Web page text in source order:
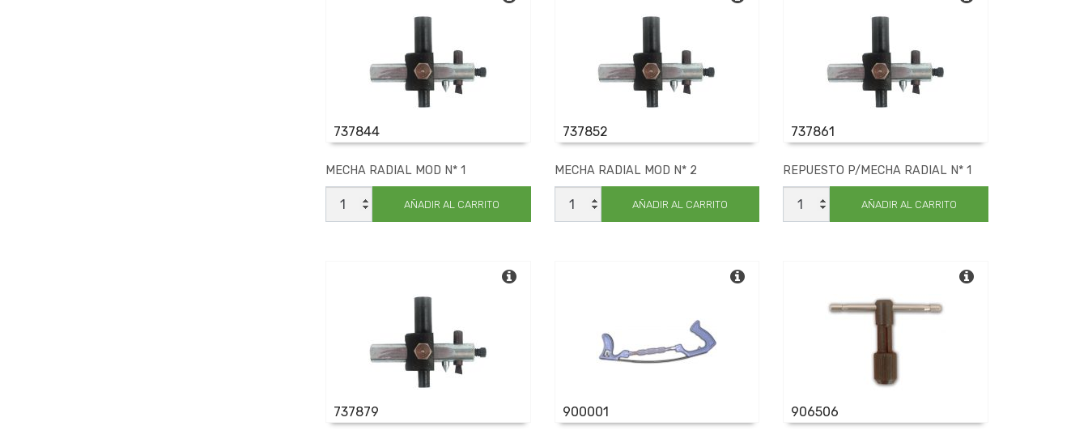
737844
MECHA RADIAL MOD N* 1
MECHA
RADIAL
MOD
AÑADIR AL CARRITO
737852
MECHA RADIAL MOD N* 2
MECHA
RADIAL
MOD
AÑADIR AL CARRITO
737861
REPUESTO P/MECHA RADIAL N* 1
REPUESTO
P/MECHA
RADIAL
AÑADIR AL CARRITO
737879 900001 906506